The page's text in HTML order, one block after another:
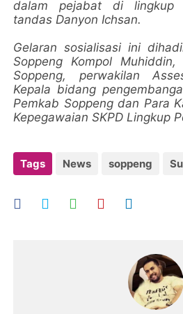
dalam pejabat di lingkup
tandas Danyon Ichsan.
Gelaran sosialisasi ini
Soppeng Kompol
Soppeng, perwakilan
Kepala bidang
Pemkab Soppeng dan Para
Kepegawaian SKPD Lingkup
Tags News soppeng